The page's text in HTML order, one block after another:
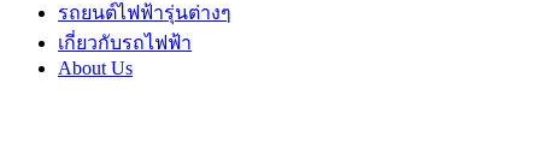
รถยนต์ไฟฟ้ารุ่นต่างๆ
เกี่ยวกับรถไฟฟ้า
About Us